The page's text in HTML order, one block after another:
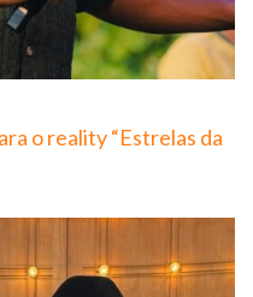
o reality “Estrelas da